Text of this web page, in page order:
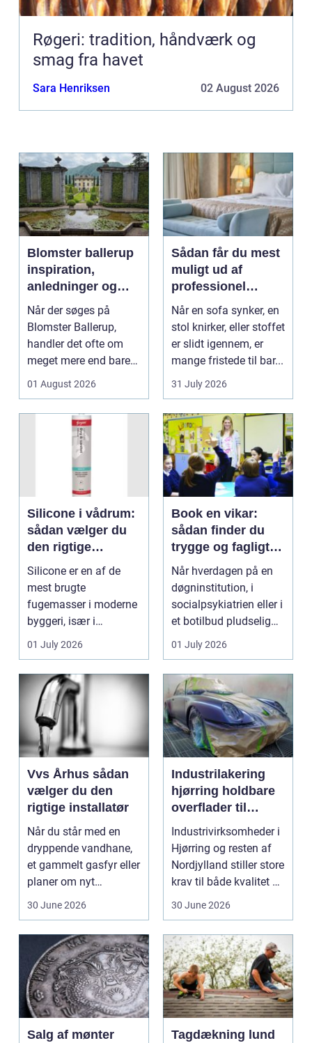
Røgeri: tradition, håndværk og
smag fra havet
Sara Henriksen 02 August 2026
Blomster ballerup
inspiration,
anledninger og
lokale muligheder
Når der søges på
Blomster Ballerup,
handler det ofte om
meget mere end bare
en hurtig buket.
Blomste...
01 August 2026
Sådan får du mest
muligt ud af
professionel
møbelpolstring
Når en sofa synker, en
stol knirker, eller stoffet
er slidt igennem, er
mange fristede til bar...
31 July 2026
Silicone i vådrum:
sådan vælger du
den rigtige
fugemasse
Silicone er en af de
mest brugte
fugemasser i moderne
byggeri, især i
badeværelser,
køkkener og andr...
01 July 2026
Book en vikar:
sådan finder du
trygge og fagligt
stærke løsninger
Når hverdagen på en
døgninstitution, i
socialpsykiatrien eller i
et botilbud pludselig
ændrer sig, k...
01 July 2026
Vvs Århus sådan
vælger du den
rigtige installatør
Når du står med en
dryppende vandhane,
et gammelt gasfyr eller
planer om nyt
badeværelse, bliver
30 June 2026
Industrilakering
hjørring holdbare
overflader til
industri og erhverv
Industrivirksomheder i
Hjørring og resten af
Nordjylland stiller store
krav til både kvalitet og
hol...
30 June 2026
Salg af mønter
Tagdækning lund